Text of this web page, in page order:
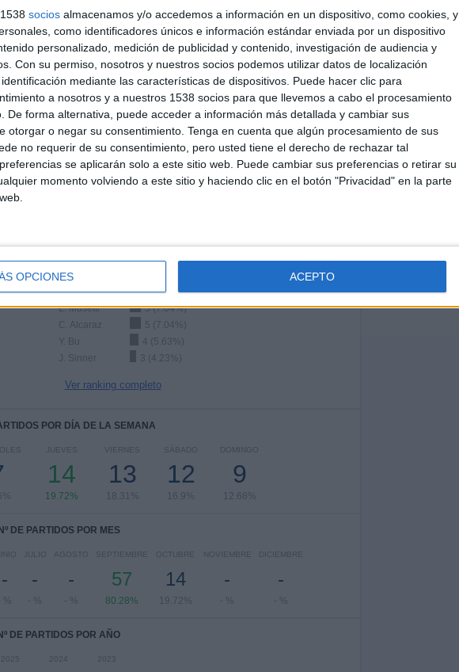
socios almacenamos y/o accedemos a información en un dispositivo, como cookies, y
como identificadores únicos e información estándar enviada por un dispositivo
personalizado, medición de publicidad y contenido, investigación de audiencia y
Con su permiso, nosotros y nuestros socios podemos utilizar datos de localización
mediante las características de dispositivos. Puede hacer clic para
a nosotros y a nuestros 1538 socios para que llevemos a cabo el procesamiento
De forma alternativa, puede acceder a información más detallada y cambiar sus
otorgar o negar su consentimiento. Tenga en cuenta que algún procesamiento de sus
no requerir de su consentimiento, pero usted tiene el derecho de rechazar tal
se aplicarán solo a este sitio web. Puede cambiar sus preferencias o retirar su
momento volviendo a este sitio y haciendo clic en el botón "Privacidad" en la parte
OPCIONES ACEPTO
100%
3
CANALES
52
Total equipos
Ranking equipos por nº de partidos en abierto
Ver ranking completo
Ranking equipos por nº de partidos Visitante
D. Medvedev
9 (12.68%)
L. Musetti
5 (7.04%)
C. Alcaraz
5 (7.04%)
Y. Bu
4 (5.63%)
J. Sinner
3 (4.23%)
Ver ranking completo
POR DÍA DE LA SEMANA
JUEVES
14
19.72%
VIERNES
13
18.31%
SÁBADO
12
16.9%
DOMINGO
9
12.68%
Nº DE PARTIDOS POR MES
-
%
JULIO
-
- %
AGOSTO
-
- %
SEPTIEMBRE
57
80.28%
OCTUBRE
14
19.72%
NOVIEMBRE
-
- %
DICIEMBRE
-
- %
DE PARTIDOS POR AÑO
2025 2024 2023